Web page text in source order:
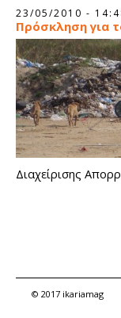
23/05/2010 -
Πρόσκληση για
Διαχείρισης
© 2017 ikariamag